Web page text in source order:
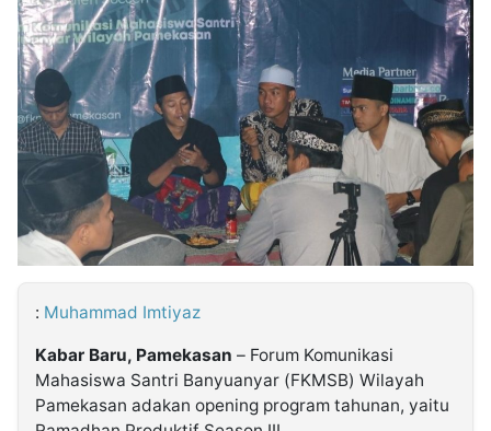
Partner
Insight
NTB
Suara
Time
Lens
IDN
Daily
Jogja
Jalan
Rakyat
Idealita
News
Kita
Notice
Dinamikapost.com
Radar
Baru
Seedbacklink
Follow
: Muhammad Imtiyaz
Kabar Baru, Pamekasan – Forum Komunikasi
Mahasiswa Santri Banyuanyar (FKMSB) Wilayah
Pamekasan adakan opening program tahunan, yaitu